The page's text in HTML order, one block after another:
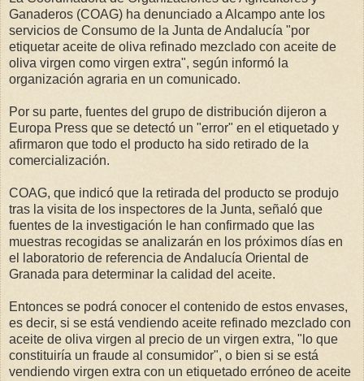
Ganaderos (COAG) ha denunciado a Alcampo ante los
servicios de Consumo de la Junta de Andalucía "por
etiquetar aceite de oliva refinado mezclado con aceite de
oliva virgen como virgen extra", según informó la
organización agraria en un comunicado.
Por su parte, fuentes del grupo de distribución dijeron a
Europa Press que se detectó un "error" en el etiquetado y
afirmaron que todo el producto ha sido retirado de la
comercialización.
COAG, que indicó que la retirada del producto se produjo
tras la visita de los inspectores de la Junta, señaló que
fuentes de la investigación le han confirmado que las
muestras recogidas se analizarán en los próximos días en
el laboratorio de referencia de Andalucía Oriental de
Granada para determinar la calidad del aceite.
Entonces se podrá conocer el contenido de estos envases,
es decir, si se está vendiendo aceite refinado mezclado con
aceite de oliva virgen al precio de un virgen extra, "lo que
constituiría un fraude al consumidor", o bien si se está
vendiendo virgen extra con un etiquetado erróneo de aceite